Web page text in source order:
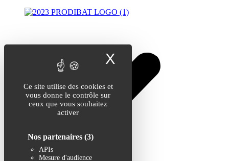
Ce site utilise des cookies et
vous donne le contrôle sur
ceux que vous souhaitez
activer
Nos partenaires (3)
APIs
Mesure d'audience
X Masquer le